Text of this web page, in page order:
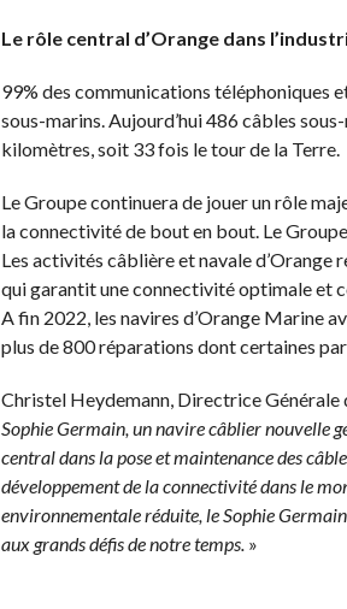
Le rôle central d’Orange dans
99% des communications téléphoniques
sous-marins. Aujourd’hui 486 câbles
kilomètres, soit 33 fois le tour de la Terre.
Le Groupe continuera de jouer un rôle
la connectivité de bout en bout. Le
Les activités câblière et navale d’Orange
qui garantit une connectivité optimale et
A fin 2022, les navires d’Orange Marine
plus de 800 réparations dont certaines
Christel Heydemann, Directrice Générale
Sophie Germain, un navire câblier nouvelle
central dans la pose et maintenance des
développement de la connectivité dans le
environnementale réduite, le Sophie
aux grands défis de notre temps.»